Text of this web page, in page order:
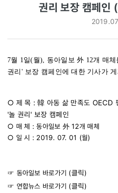
권리 보장 캠페
7월 1일(월), 동아일보 外 12개 매
권리' 보장 캠페인에 대한 기사가 게
○ 제 목 : 韓 아동 삶 만족도 OECD
'놀 권리' 보장 캠페인
○ 매 체 : 동아일보 外 12개 매체
○ 일 시 : 2019. 07. 01 (월)
☞ 동아일보 바로가기 (클릭)
☞ 연합뉴스 바로가기 (클릭)